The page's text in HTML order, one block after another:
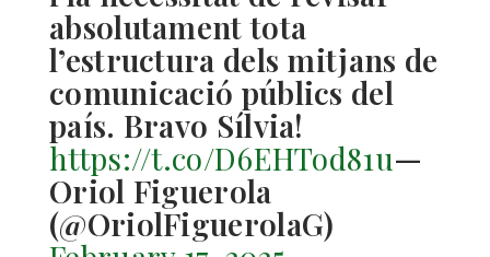
absolutament tota
l’estructura dels mitjans de
comunicació públics del
país. Bravo Sílvia!
https://t.co/D6EHTod81u—
Oriol Figuerola
(@OriolFiguerolaG)